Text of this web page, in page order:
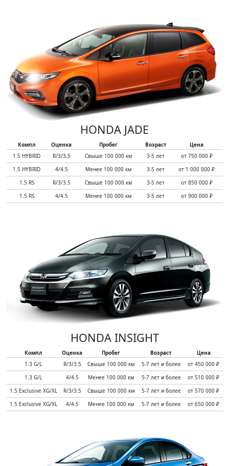
HONDA JADE
Компл Оценка Пробег Возраст
Цена
1.5 HYBRID
R/3/3.5 Свыше 100 000 км 3-5 лет
от 750 000 ₽
1.5 HYBRID
4/4.5 Менее 100 000 км 3-5 лет
от 1 000 000 ₽
1.5 RS
R/3/3.5 Свыше 100 000 км 3-5 лет
от 850 000 ₽
1.5 RS
4/4.5 Менее 100 000 км 3-5 лет от 900 000 ₽
HONDA INSIGHT
Компл Оценка Пробег Возраст
Цена
1.3 G/L
R/3/3.5 Свыше 100 000 км 5-7 лет и более
от 450 000 ₽
1.3 G/L
4/4.5 Менее 100 000 км 5-7 лет и более
от 510 000 ₽
1.5 Exclusive XG/XL
R/3/3.5 Свыше 100 000 км 5-7 лет и более
от 570 000 ₽
1.5 Exclusive XG/XL
4/4.5 Менее 100 000 км 5-7 лет и более от 650 000 ₽